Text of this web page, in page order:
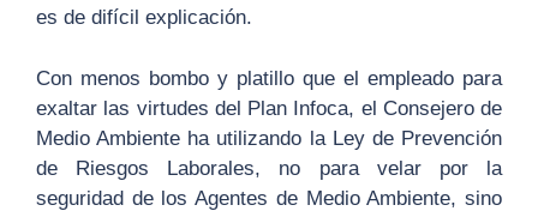
es de difícil explicación.
Con menos bombo y platillo que el empleado para
exaltar las virtudes del Plan Infoca, el Consejero de
Medio Ambiente ha utilizando la Ley de Prevención
de Riesgos Laborales, no para velar por la
seguridad de los Agentes de Medio Ambiente, sino